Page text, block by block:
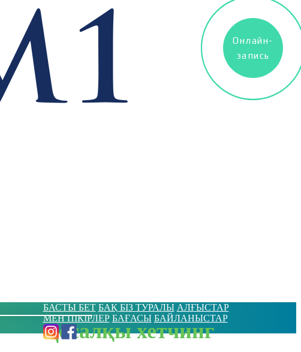
БАСТЫ БЕТ БАҚ БІЗ ТУРАЛЫ АЛҒЫСТАР
МЕН ПІКІРЛЕР БАҒАСЫ БАЙЛАНЫСТАР
Қосалқы хетчинг
Онлайн-
запись